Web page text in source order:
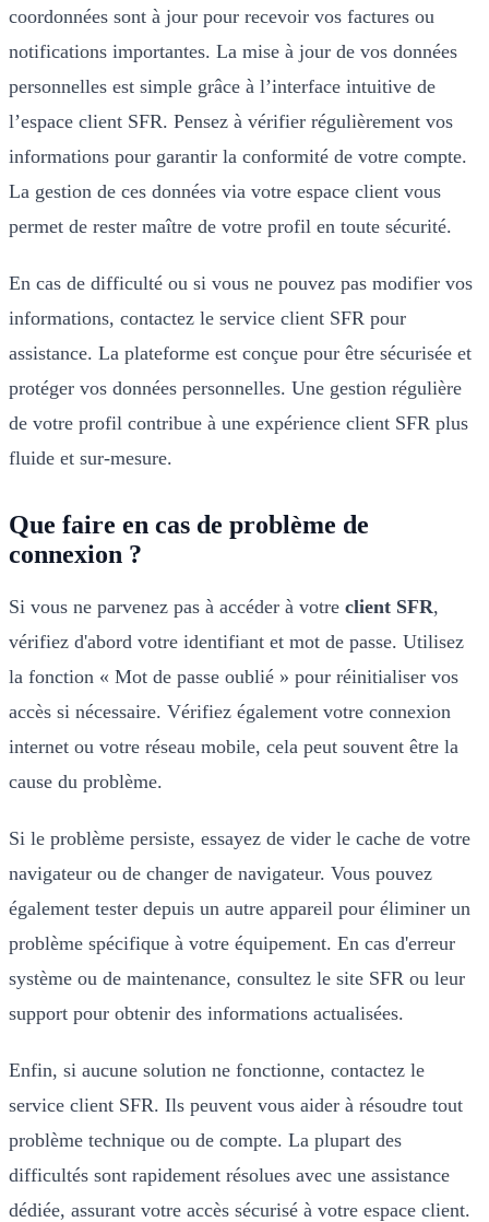
coordonnées sont à jour pour recevoir vos factures ou
notifications importantes. La mise à jour de vos données
personnelles est simple grâce à l’interface intuitive de
l’espace client SFR. Pensez à vérifier régulièrement vos
informations pour garantir la conformité de votre compte.
La gestion de ces données via votre espace client vous
permet de rester maître de votre profil en toute sécurité.
En cas de difficulté ou si vous ne pouvez pas modifier vos
informations, contactez le service client SFR pour
assistance. La plateforme est conçue pour être sécurisée et
protéger vos données personnelles. Une gestion régulière
de votre profil contribue à une expérience client SFR plus
fluide et sur-mesure.
Que faire en cas de problème de
connexion ?
Si vous ne parvenez pas à accéder à votre client SFR,
vérifiez d'abord votre identifiant et mot de passe. Utilisez
la fonction « Mot de passe oublié » pour réinitialiser vos
accès si nécessaire. Vérifiez également votre connexion
internet ou votre réseau mobile, cela peut souvent être la
cause du problème.
Si le problème persiste, essayez de vider le cache de votre
navigateur ou de changer de navigateur. Vous pouvez
également tester depuis un autre appareil pour éliminer un
problème spécifique à votre équipement. En cas d'erreur
système ou de maintenance, consultez le site SFR ou leur
support pour obtenir des informations actualisées.
Enfin, si aucune solution ne fonctionne, contactez le
service client SFR. Ils peuvent vous aider à résoudre tout
problème technique ou de compte. La plupart des
difficultés sont rapidement résolues avec une assistance
dédiée, assurant votre accès sécurisé à votre espace client.